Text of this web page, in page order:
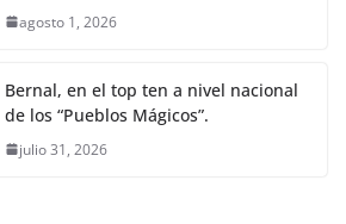
agosto 1, 2026
Bernal, en el top ten a nivel nacional
de los “Pueblos Mágicos”.
julio 31, 2026